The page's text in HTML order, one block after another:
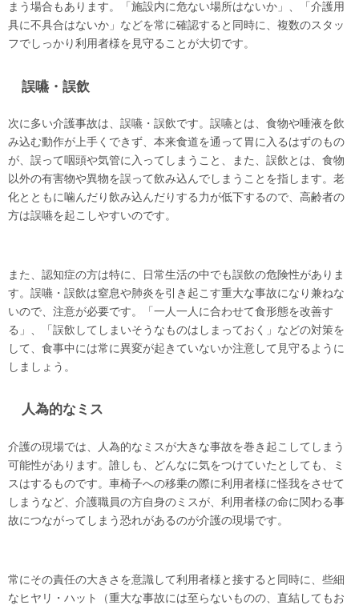
まう場合もあります。「施設内に危ない場所はないか」、「介護用
具に不具合はないか」などを常に確認すると同時に、複数のスタッ
フでしっかり利用者様を見守ることが大切です。
誤嚥・誤飲
次に多い介護事故は、誤嚥・誤飲です。誤嚥とは、食物や唾液を飲
み込む動作が上手くできず、本来食道を通って胃に入るはずのもの
が、誤って咽頭や気管に入ってしまうこと、また、誤飲とは、食物
以外の有害物や異物を誤って飲み込んでしまうことを指します。老
化とともに噛んだり飲み込んだりする力が低下するので、高齢者の
方は誤嚥を起こしやすいのです。
また、認知症の方は特に、日常生活の中でも誤飲の危険性がありま
す。誤嚥・誤飲は窒息や肺炎を引き起こす重大な事故になり兼ねな
いので、注意が必要です。「一人一人に合わせて食形態を改善す
る」、「誤飲してしまいそうなものはしまっておく」などの対策を
して、食事中には常に異変が起きていないか注意して見守るように
しましょう。
人為的なミス
介護の現場では、人為的なミスが大きな事故を巻き起こしてしまう
可能性があります。誰しも、どんなに気をつけていたとしても、ミ
スはするものです。車椅子への移乗の際に利用者様に怪我をさせて
しまうなど、介護職員の方自身のミスが、利用者様の命に関わる事
故につながってしまう恐れがあるのが介護の現場です。
常にその責任の大きさを意識して利用者様と接すると同時に、些細
なヒヤリ・ハット（重大な事故には至らないものの、直結してもお